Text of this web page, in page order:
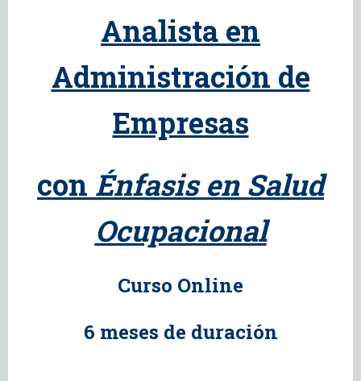
Analista en
Administración de
Empresas
con Énfasis en Salud
Ocupacional
Curso Online
6 meses de duración